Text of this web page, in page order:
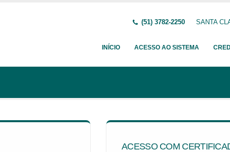
(51) 3782-2250 SANTA
INÍCIO ACESSO AO SISTEMA
ACESSO COM